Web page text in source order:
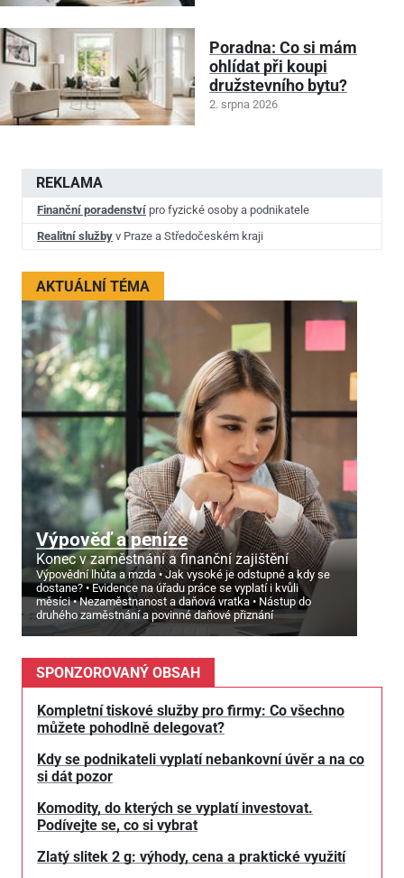
REKLAMA
Finanční poradenství pro fyzické osoby a podnikatele
Realitní služby v Praze a Středočeském kraji
Poradna: Co si mám
ohlídat při koupi
družstevního bytu?
2. srpna 2026
AKTUÁLNÍ TÉMA
Výpověď a peníze
Konec v zaměstnání a finanční zajištění
Výpovědní lhůta a mzda
Jak vysoké je odstupné a kdy se
dostane?
Evidence na úřadu práce se vyplatí i kvůli
měsíci
Nezaměstnanost a daňová vratka
Nástup do
druhého zaměstnání a povinné daňové přiznání
SPONZOROVANÝ OBSAH
Kompletní tiskové služby pro firmy: Co všechno
můžete pohodlně delegovat?
Kdy se podnikateli vyplatí nebankovní úvěr a na co
si dát pozor
Komodity, do kterých se vyplatí investovat.
Podívejte se, co si vybrat
Zlatý slitek 2 g: výhody, cena a praktické využití